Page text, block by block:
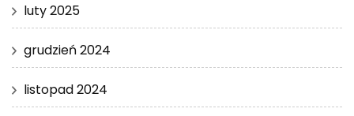
luty 2025
grudzień 2024
listopad 2024